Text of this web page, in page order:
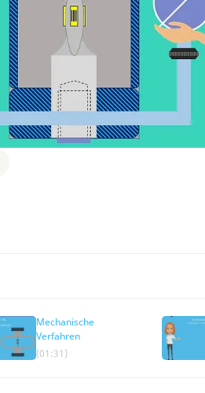
Mechanische
Verfahren
(01:31)